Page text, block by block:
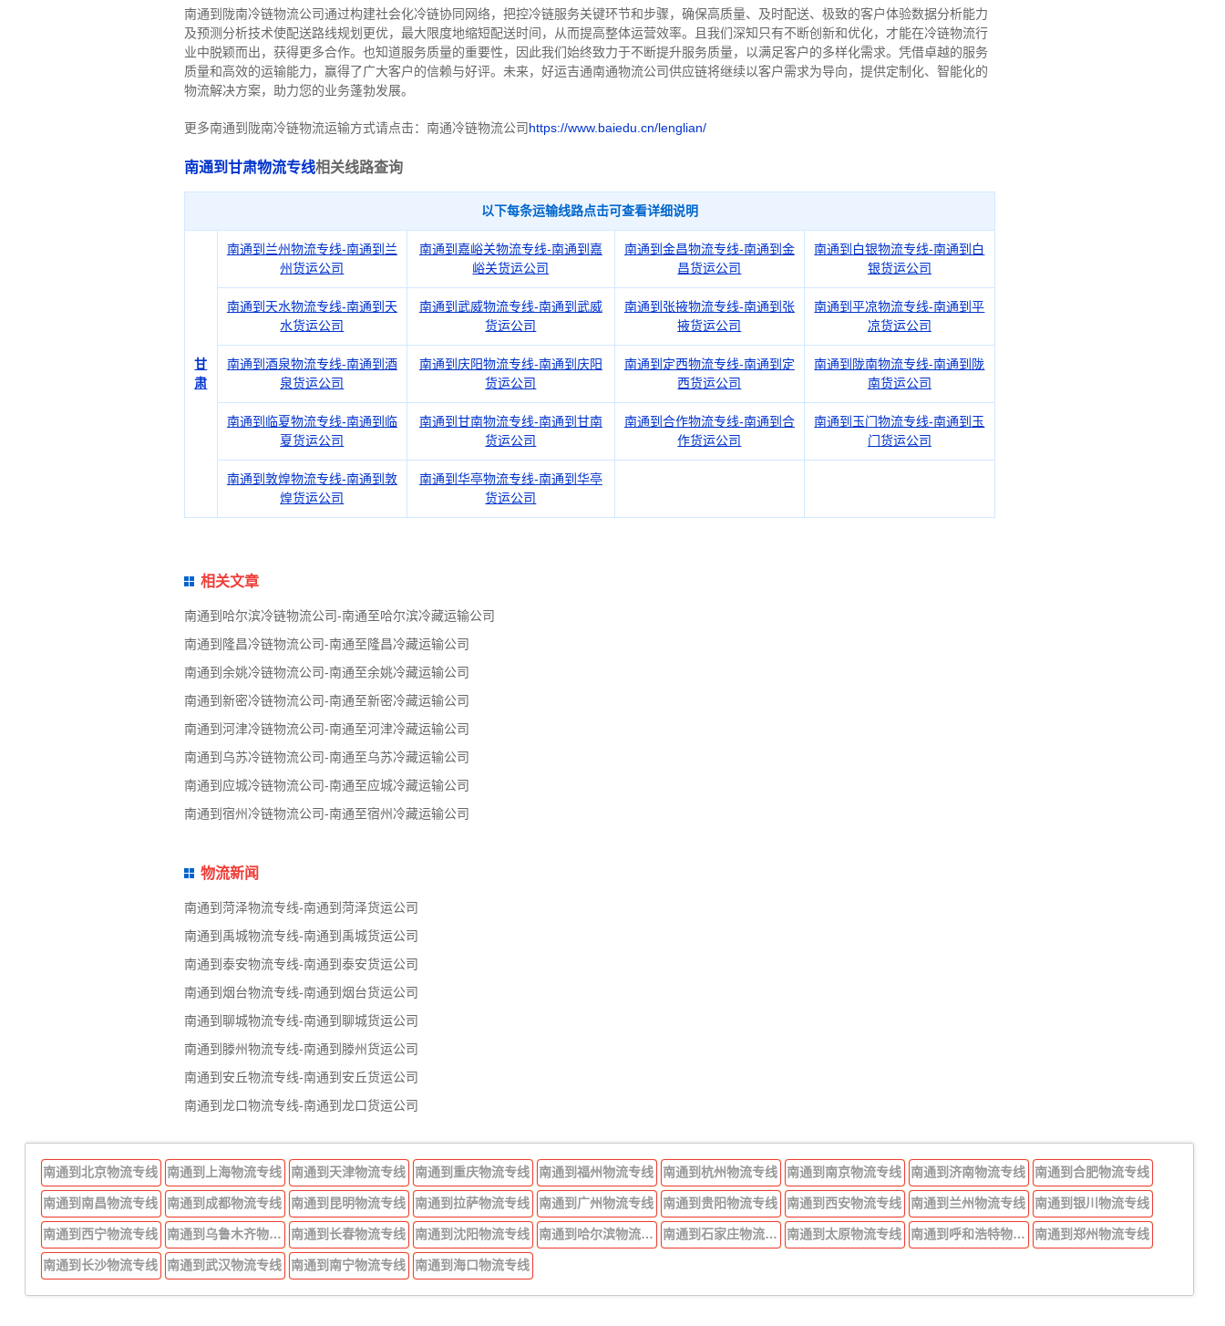
南通到陇南冷链物流公司通过构建社会化冷链协同网络，把控冷链服务关键环节和步骤，确保高质量、及时配送、极致的客户体验数据分析能力
及预测分析技术使配送路线规划更优，最大限度地缩短配送时间，从而提高整体运营效率。且 我们深知 只有不断创新和优化，才能在冷链物流行
业中脱颖而出，获得更多合作。也知道服务质量的重要性，因此我们始终致力于不断提升服务质量，以满足客户的多样化需求。 凭借卓越的服务
质量和高效的运输能力，赢得了广大客户的信赖与好评。 未来，好运吉通南通物流公司供应链将继续以客户需求为导向，提供定制化、智能化的
物流解决方案，助力您的业务蓬勃发展。
更多南通到陇南冷链物流运输方式请点击：南通冷链物流公司https://www.baiedu.cn/lenglian/
南通到甘肃物流专线相关线路查询
以下每条运输线路点击可查看详细说明
甘
肃
南通到兰州物流专线-南通到兰
州货运公司
南通到嘉峪关物流专线-南通到嘉
峪关货运公司
南通到金昌物流专线-南通到金
昌货运公司
南通到白银物流专线-南通到白
银货运公司
南通到天水物流专线-南通到天
水货运公司
南通到武威物流专线-南通到武威
货运公司
南通到张掖物流专线-南通到张
掖货运公司
南通到平凉物流专线-南通到平
凉货运公司
南通到酒泉物流专线-南通到酒
泉货运公司
南通到庆阳物流专线-南通到庆阳
货运公司
南通到定西物流专线-南通到定
西货运公司
南通到陇南物流专线-南通到陇
南货运公司
南通到临夏物流专线-南通到临
夏货运公司
南通到甘南物流专线-南通到甘南
货运公司
南通到合作物流专线-南通到合
作货运公司
南通到玉门物流专线-南通到玉
门货运公司
南通到敦煌物流专线-南通到敦
煌货运公司
南通到华亭物流专线-南通到华亭
货运公司
相关文章
南通到哈尔滨冷链物流公司-南通至哈尔滨冷藏运输公司
南通到隆昌冷链物流公司-南通至隆昌冷藏运输公司
南通到余姚冷链物流公司-南通至余姚冷藏运输公司
南通到新密冷链物流公司-南通至新密冷藏运输公司
南通到河津冷链物流公司-南通至河津冷藏运输公司
南通到乌苏冷链物流公司-南通至乌苏冷藏运输公司
南通到应城冷链物流公司-南通至应城冷藏运输公司
南通到宿州冷链物流公司-南通至宿州冷藏运输公司
物流新闻
南通到菏泽物流专线-南通到菏泽货运公司
南通到禹城物流专线-南通到禹城货运公司
南通到泰安物流专线-南通到泰安货运公司
南通到烟台物流专线-南通到烟台货运公司
南通到聊城物流专线-南通到聊城货运公司
南通到滕州物流专线-南通到滕州货运公司
南通到安丘物流专线-南通到安丘货运公司
南通到龙口物流专线-南通到龙口货运公司
南通到北京物流专线 南通到上海物流专线 南通到天津物流专线 南通到重庆物流专线 南通到福州物流专线 南通到杭州物流专线 南通到南京物流专线 南通到济南物流专线 南通到合肥物流专线
南通到南昌物流专线 南通到成都物流专线 南通到昆明物流专线 南通到拉萨物流专线 南通到广州物流专线 南通到贵阳物流专线 南通到西安物流专线 南通到兰州物流专线 南通到银川物流专线
南通到西宁物流专线 南通到乌鲁木齐物流专线 南通到长春物流专线 南通到沈阳物流专线 南通到哈尔滨物流专线 南通到石家庄物流专线 南通到太原物流专线 南通到呼和浩特物流专线 南通到郑州物流专线
南通到长沙物流专线 南通到武汉物流专线 南通到南宁物流专线 南通到海口物流专线